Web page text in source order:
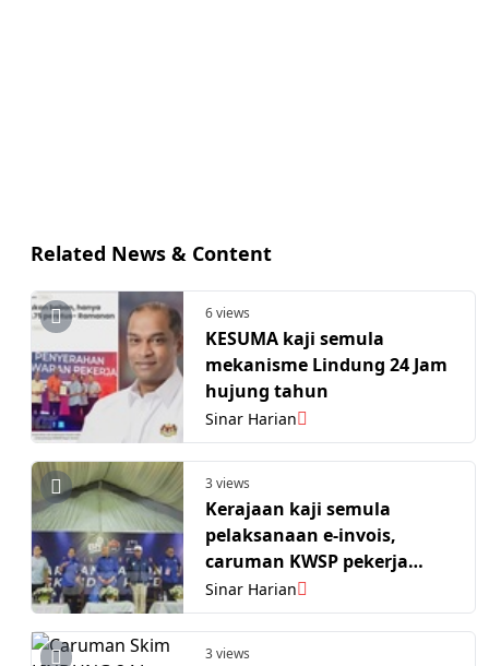
Related News & Content
6 views
KESUMA kaji semula
mekanisme Lindung 24 Jam
hujung tahun
Sinar Harian
3 views
Kerajaan kaji semula
pelaksanaan e-invois,
caruman KWSP pekerja
asing
Sinar Harian
3 views